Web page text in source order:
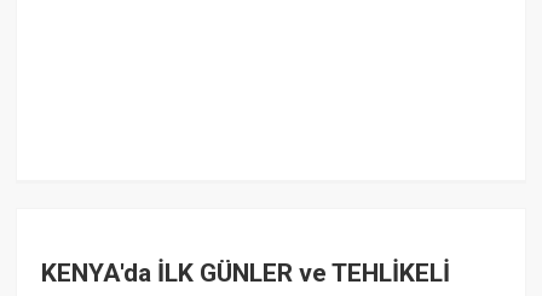
KENYA'da İLK GÜNLER ve TEHLİKELİ